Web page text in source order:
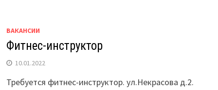
ВАКАНСИИ
Фитнес-инструктор
10.01.2022
Требуется фитнес-инструктор. ул.Некрасова д.2.